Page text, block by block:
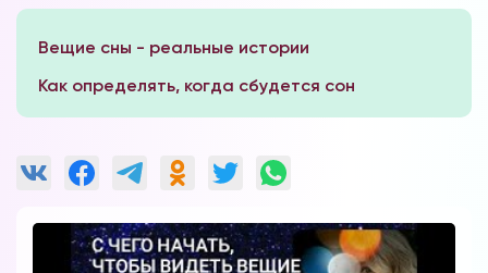
Вещие сны - реальные истории
Как определять, когда сбудется сон
Форум в
Телеграм
Форум на сайте